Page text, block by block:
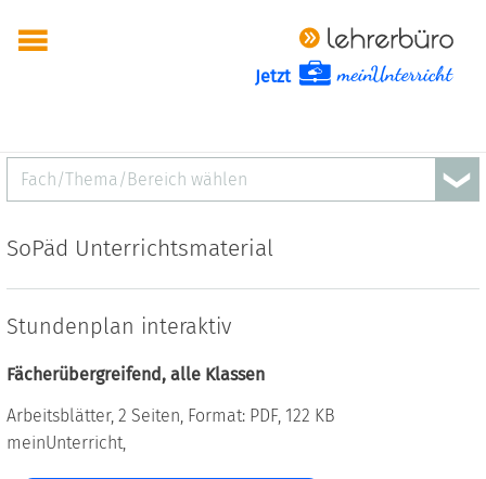
Jetzt
Fach/Thema/Bereich wählen
SoPäd Unterrichtsmaterial
Stundenplan interaktiv
Fächerübergreifend, alle Klassen
Arbeitsblätter, 2 Seiten, Format: PDF, 122 KB
meinUnterricht,